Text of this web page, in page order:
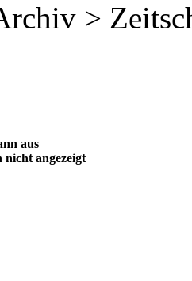
>
aus
angezeigt